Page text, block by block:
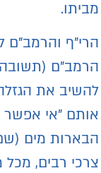
והרמב"ם
(תשובה
את
"אי אפשר
מים
רבים, מכל